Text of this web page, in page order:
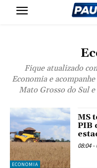
Fique atualizado
Economia e
Mato Grosso do Sul
ECONOMIA
MS
PIB
08:04